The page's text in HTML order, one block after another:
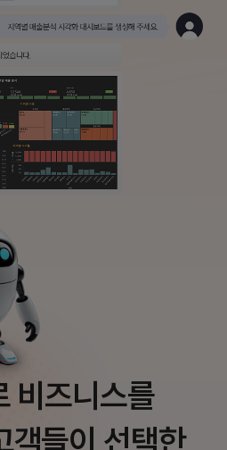
비즈니스를
객들이 선택한